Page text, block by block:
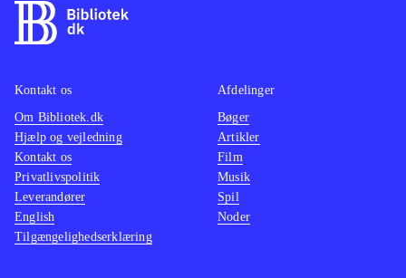
Kontakt os
Om Bibliotek.dk
Hjælp og vejledning
Kontakt os
Privatlivspolitik
Leverandører
English
Tilgængelighedserklæring
Afdelinger
Bøger
Artikler
Film
Musik
Spil
Noder